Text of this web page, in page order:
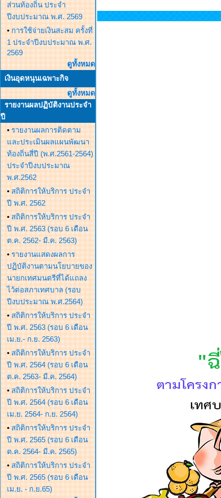
ส่วนท้องถิ่น ประจำ
ปีงบประมาณ พ.ศ. 2569
• การใช้จ่ายเงินสะสม ครั้งที่
1 ประจำปีงบประมาณ พ.ศ.
2569
ดูทั้งหมด
เงินอุดหนุนเฉพาะกิจ
ดูทั้งหมด
รายงานผลปฏิบัติงานประจำ
ปี
• รายงานผลการติดตาม
และประเมินผลแผนพัฒนา
ท้องถิ่นสี่ปี (พ.ศ.2561-2564)
ประจำปีงบประมาณ
พ.ศ.2562
• สถิติการให้บริการ ประจำ
ปี พ.ศ. 2562
• สถิติการให้บริการ ประจำ
ปี พ.ศ. 2563 (รอบ 6 เดือน
ต.ค. 2562- มี.ค. 2563)
• รายงานแสดงผลการ
ปฏิบัติงานตามนโยบายของ
นายกเทศมนตรีที่ได้แถลง
ไว้ต่อสภาเทศบาล (รอบ
ปีงบประมาณ พ.ศ.2564)
• สถิติการให้บริการ ประจำ
ปี พ.ศ. 2563 (รอบ 6 เดือน
เม.ย.- ก.ย. 2563)
• สถิติการให้บริการ ประจำ
ปี พ.ศ. 2564 (รอบ 6 เดือน
ต.ค. 2563- มี.ค. 2564)
• สถิติการให้บริการ ประจำ
ปี พ.ศ. 2564 (รอบ 6 เดือน
เม.ย. 2564- ก.ย. 2564)
• สถิติการให้บริการ ประจำ
ปี พ.ศ. 2565 (รอบ 6 เดือน
ต.ค. 2564- มี.ค. 2565)
• สถิติการให้บริการ ประจำ
ปี พ.ศ. 2565 (รอบ 6 เดือน
เม.ย. - ก.ย.65)